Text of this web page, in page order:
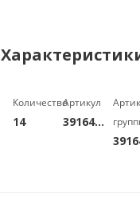
Количество
14
Артикул
39164760